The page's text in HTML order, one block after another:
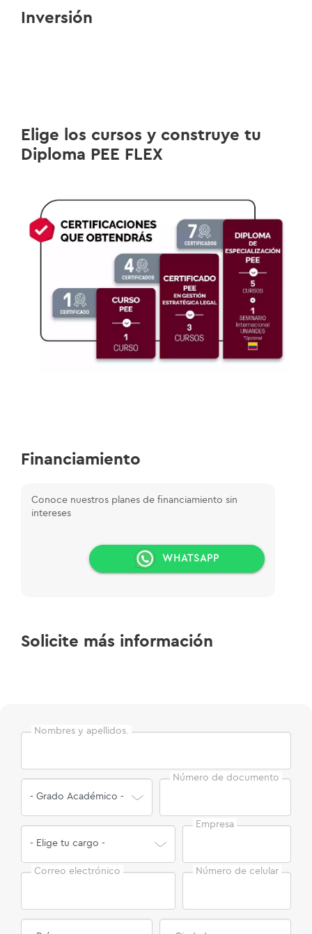
Inversión
Elige los cursos y construye tu
Diploma PEE FLEX
Financiamiento
Conoce nuestros planes de financiamiento sin
intereses
WHATSAPP
Solicite más información
Nombres y apellidos.
Número de documento
Empresa
Correo electrónico Número de celular